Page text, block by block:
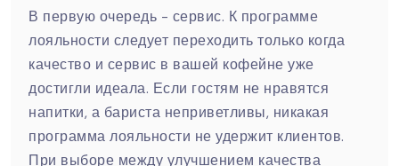
В первую очередь - сервис. К программе
лояльности следует переходить только когда
качество и сервис в вашей кофейне уже
достигли идеала. Если гостям не нравятся
напитки, а бариста неприветливы, никакая
программа лояльности не удержит клиентов.
При выборе между улучшением качества